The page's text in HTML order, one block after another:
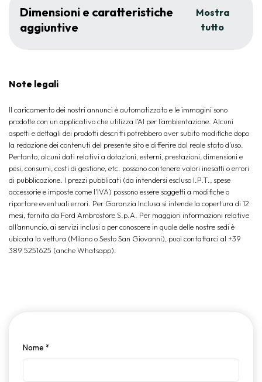
Dimensioni e caratteristiche
aggiuntive
Mostra
tutto
Note legali
Il caricamento dei nostri annunci è automatizzato e le immagini sono
prodotte con un applicativo che utilizza l’AI per l‘ambientazione. Alcuni
aspetti e dettagli dei prodotti descritti potrebbero aver subito modifiche dopo
la redazione dei contenuti del presente sito e differire dal reale stato d’uso.
Pertanto, alcuni dati relativi a dotazioni, esterni, prestazioni, dimensioni e
pesi, consumi, costi di gestione, etc. possono contenere valori inesatti o errori
di pubblicazione. I prezzi pubblicati (da intendersi escluso I.P.T., spese
accessorie e imposte come l'IVA) possono essere soggetti a modifiche o
riportare eventuali errori. Per Garanzia Inclusa si intende la copertura di 12
mesi, fornita da Ford Ambrostore S.p.A. Per maggiori informazioni relative
all'annuncio, ai servizi inclusi o per conoscere in quale delle nostre sedi è
ubicata la vettura (Milano o Sesto San Giovanni), puoi contattarci al +39
389 5251625 (anche Whatsapp).
Nome *